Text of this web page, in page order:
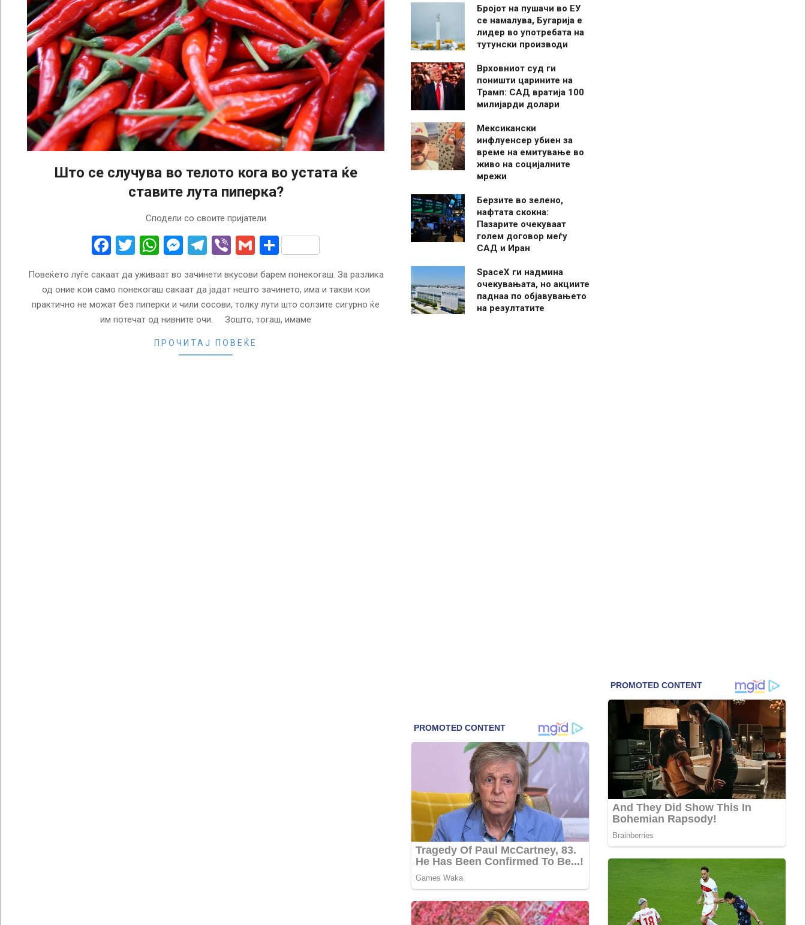
Што се случува во телото кога во устата ќе
ставите лута пиперка?
Сподели со своите пријатели
Facebook
Twitter
WhatsApp
Messenger
Telegram
ViberGmailShare
Повеќето луѓе сакаат да уживаат во зачинети вкусови барем понекогаш. За разлика
од оние кои само понекогаш сакаат да јадат нешто зачинето, има и такви кои
практично не можат без пиперки и чили сосови, толку лути што солзите сигурно ќе
им потечат од нивните очи. Зошто, тогаш, имаме
ПРОЧИТАЈ ПОВЕЌЕ
Бројот на пушачи во ЕУ
се намалува, Бугарија е
лидер во употребата на
тутунски производи
Врховниот суд ги
поништи царините на
Трамп: САД вратија 100
милијарди долари
Мексикански
инфлуенсер убиен за
време на емитување во
живо на социјалните
мрежи
Берзите во зелено,
нафтата скокна:
Пазарите очекуваат
голем договор меѓу
САД и Иран
SpaceX ги надмина
очекувањата, но акциите
паднаа по објавувањето
на резултатите